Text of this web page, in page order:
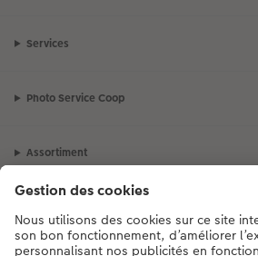
Services
Photo Service Coop
Assortiment